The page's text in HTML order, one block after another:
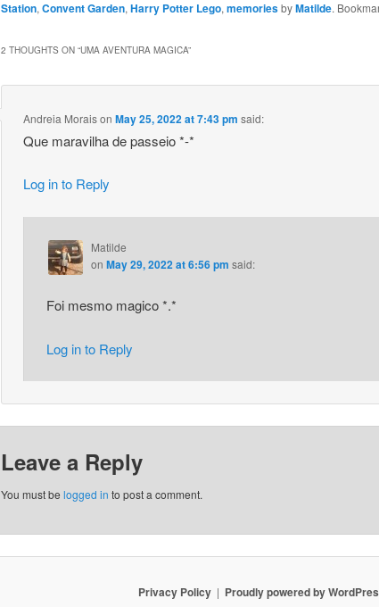
Station, Convent Garden, Harry Potter Lego, memoriesbyMatilde.
2 THOUGHTS ON “UMA AVENTURA MAGICA”
Andreia MoraisonMay 25, 2022 at 7:43 pm said:
Que maravilha de passeio *-*
Log in to Reply
Matilde
on May 29, 2022 at 6:56 pm said:
Foi mesmo magico *.*
Log in to Reply
Leave a Reply
You must be logged in to post a comment.
Privacy Policy Proudly powered by